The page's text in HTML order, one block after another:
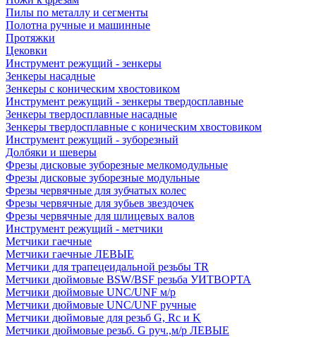
Пилы по металлу и сегменты
Полотна ручные и машинные
Протяжки
Цековки
Инструмент режущий - зенкеры
Зенкеры насадные
Зенкеры с коническим хвостовиком
Инструмент режущий - зенкеры твердосплавные
Зенкеры твердосплавные насадные
Зенкеры твердосплавные с коническим хвостовиком
Инструмент режущий - зуборезный
Долбяки и шеверы
Фрезы дисковые зуборезные мелкомодульные
Фрезы дисковые зуборезные модульные
Фрезы червячные для зубчатых колес
Фрезы червячные для зубьев звездочек
Фрезы червячные для шлицевых валов
Инструмент режущий - метчики
Метчики гаечные
Метчики гаечные ЛЕВЫЕ
Метчики для трапецеидальной резьбы TR
Метчики дюймовые BSW/BSF резьба УИТВОРТА
Метчики дюймовые UNC/UNF м/р
Метчики дюймовые UNC/UNF ручные
Метчики дюймовые для резьб G, Rc и K
Метчики дюймовые резьб. G руч.,м/р ЛЕВЫЕ